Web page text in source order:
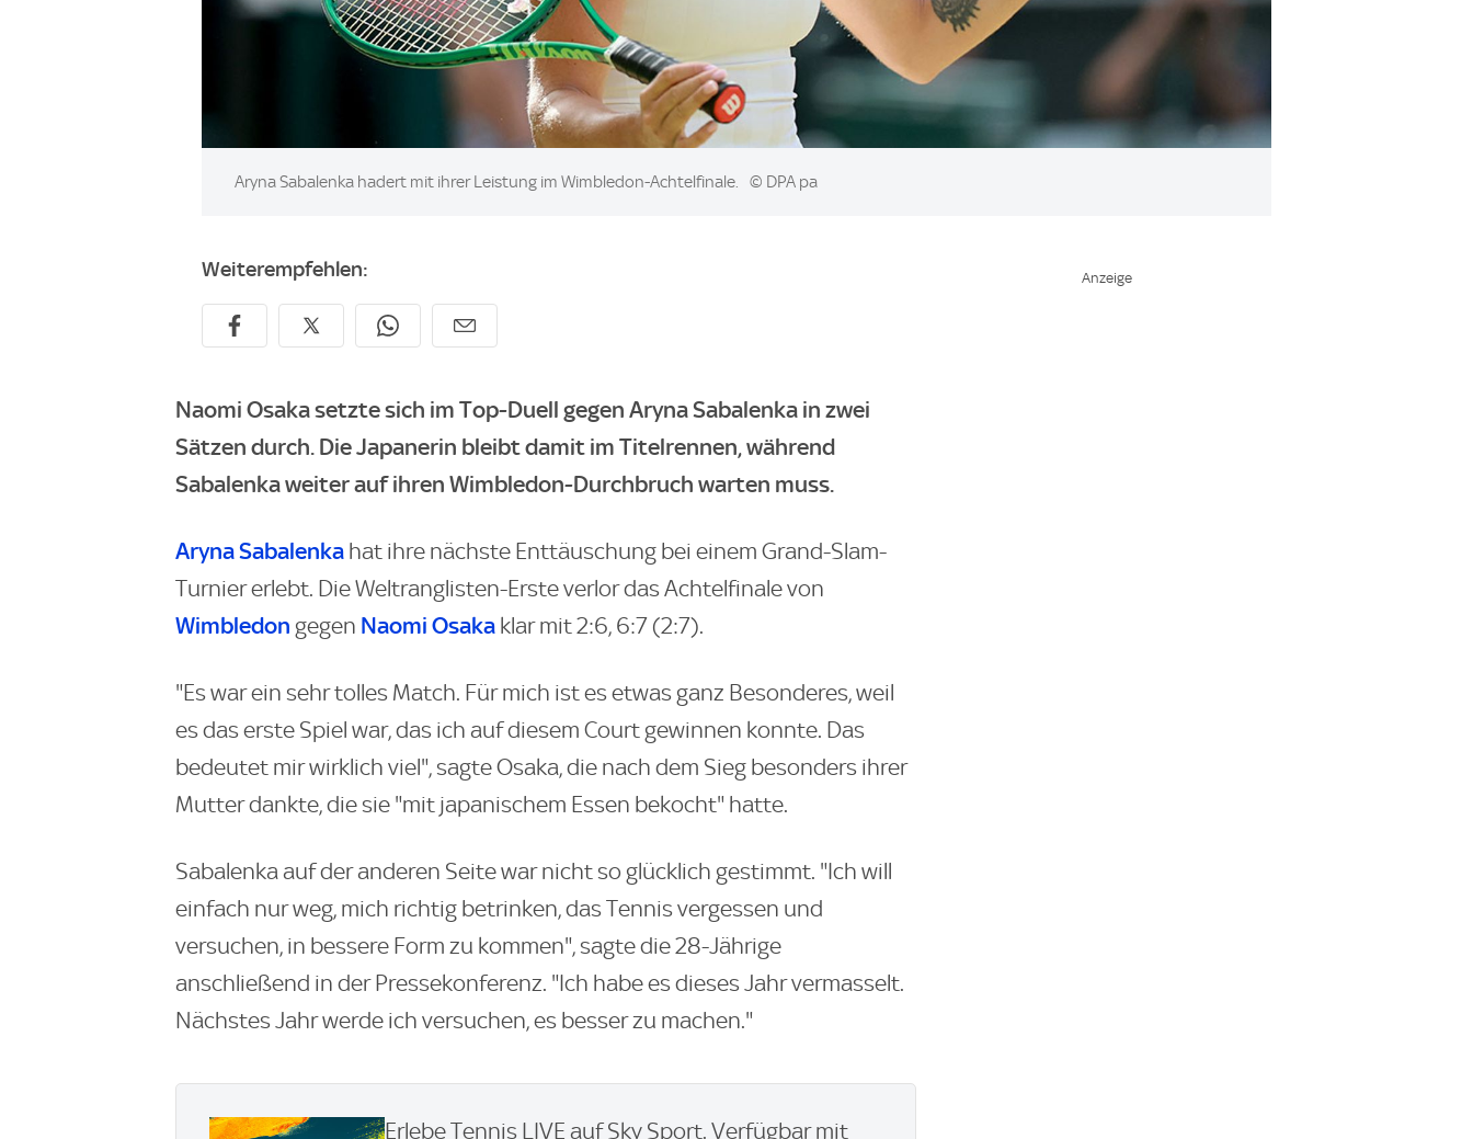
Image:
Aryna Sabalenka hadert mit ihrer Leistung im Wimbledon-Achtelfinale. © DPA pa
Weiterempfehlen:
Naomi Osaka setzte sich im Top-Duell gegen Aryna Sabalenka in zwei
Sätzen durch. Die Japanerin bleibt damit im Titelrennen, während
Sabalenka weiter auf ihren Wimbledon-Durchbruch warten muss.
Aryna Sabalenka hat ihre nächste Enttäuschung bei einem Grand-Slam-
Turnier erlebt. Die Weltranglisten-Erste verlor das Achtelfinale von
Wimbledon gegen Naomi Osaka klar mit 2:6, 6:7 (2:7).
"Es war ein sehr tolles Match. Für mich ist es etwas ganz Besonderes, weil
es das erste Spiel war, das ich auf diesem Court gewinnen konnte. Das
bedeutet mir wirklich viel", sagte Osaka, die nach dem Sieg besonders ihrer
Mutter dankte, die sie "mit japanischem Essen bekocht" hatte.
Sabalenka auf der anderen Seite war nicht so glücklich gestimmt. "Ich will
einfach nur weg, mich richtig betrinken, das Tennis vergessen und
versuchen, in bessere Form zu kommen", sagte die 28-Jährige
anschließend in der Pressekonferenz. "Ich habe es dieses Jahr vermasselt.
Nächstes Jahr werde ich versuchen, es besser zu machen."
Erlebe Tennis LIVE auf Sky Sport. Verfügbar mit